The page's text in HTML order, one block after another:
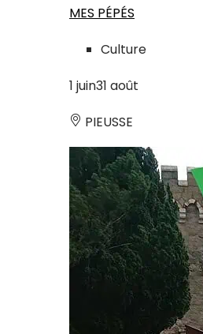
MES PÉPÉS
Culture
1 juin31 août
PIEUSSE